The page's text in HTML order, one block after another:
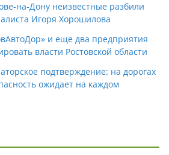
на-Дону неизвестные разбили
Игоря Хорошилова
и еще два предприятия
власти Ростовской области
подтверждение: на дорогах
ожидает на каждом